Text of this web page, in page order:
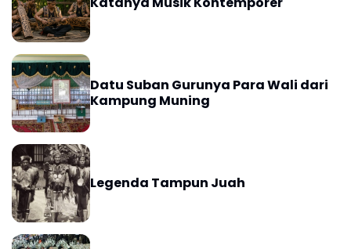
Datu Suban Gurunya Para Wali dari
Kampung Muning
Legenda Tampun Juah